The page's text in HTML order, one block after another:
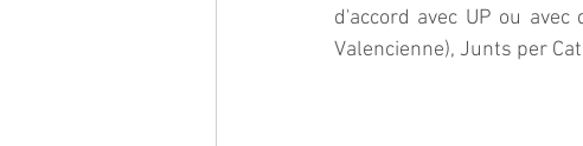
d'accord avec UP ou
Valencienne), Junts per